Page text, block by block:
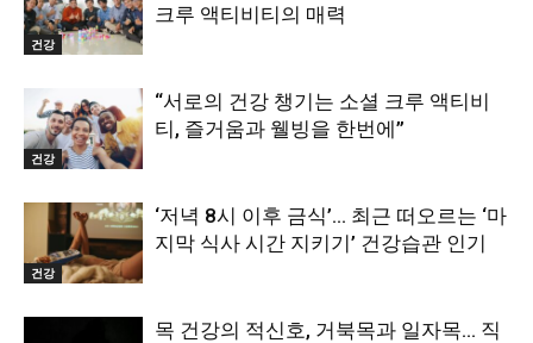
건강
크루 액티비티의 매력
건강
“서로의 건강 챙기는 소셜 크루 액티비
티, 즐거움과 웰빙을 한번에”
건강
‘저녁 8시 이후 금식’… 최근 떠오르는 ‘마
지막 식사 시간 지키기’ 건강습관 인기
목 건강의 적신호, 거북목과 일자목… 직